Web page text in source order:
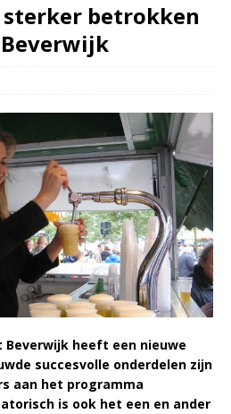
sterker betrokken
Beverwijk heeft een nieuwe
succesvolle onderdelen zijn
aan het programma
is ook het een en ander